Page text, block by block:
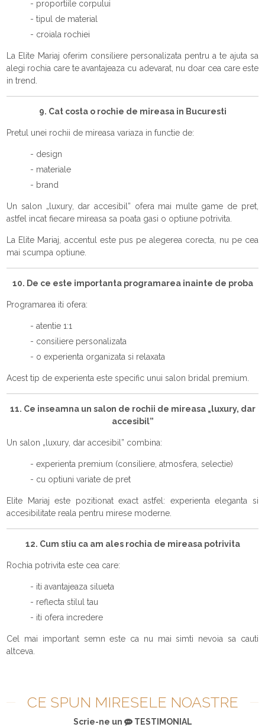
- proportiile corpului
- tipul de material
- croiala rochiei
La Elite Mariaj oferim consiliere personalizata pentru a te ajuta sa
alegi rochia care te avantajeaza cu adevarat, nu doar cea care este
in trend.
9. Cat costa o rochie de mireasa in Bucuresti
Pretul unei rochii de mireasa variaza in functie de:
- design
- materiale
- brand
Un salon „luxury, dar accesibil” ofera mai multe game de pret,
astfel incat fiecare mireasa sa poata gasi o optiune potrivita.
La Elite Mariaj, accentul este pus pe alegerea corecta, nu pe cea
mai scumpa optiune.
10. De ce este importanta programarea inainte de proba
Programarea iti ofera:
- atentie 1:1
- consiliere personalizata
- o experienta organizata si relaxata
Acest tip de experienta este specific unui salon bridal premium.
11. Ce inseamna un salon de rochii de mireasa „luxury, dar
accesibil”
Un salon „luxury, dar accesibil” combina:
- experienta premium (consiliere, atmosfera, selectie)
- cu optiuni variate de pret
Elite Mariaj este pozitionat exact astfel: experienta eleganta si
accesibilitate reala pentru mirese moderne.
12. Cum stiu ca am ales rochia de mireasa potrivita
Rochia potrivita este cea care:
- iti avantajeaza silueta
- reflecta stilul tau
- iti ofera incredere
Cel mai important semn este ca nu mai simti nevoia sa cauti
altceva.
CE SPUN MIRESELE NOASTRE
Scrie-ne un TESTIMONIAL